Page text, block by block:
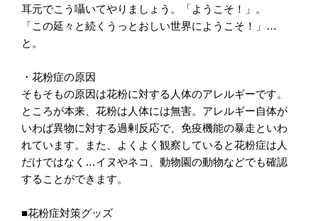
耳元でこう囁いてやりましょう。「ようこそ！」。
「この延々と続くうっとおしい世界にようこそ！」…
と。
・花粉症の原因
そもそもの原因は花粉に対する人体のアレルギーです。
ところが本来、花粉は人体には無害。アレルギー自体が
いわば異物に対する過剰反応で、免疫機能の暴走といわ
れています。また、よくよく観察していると花粉症は人
だけではなく…イヌやネコ、動物園の動物などでも確認
することができます。
■花粉症対策グッズ